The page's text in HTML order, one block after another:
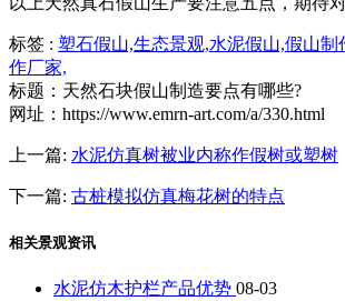
标签 : 塑石假山,生态景观,水泥假山,假山制
作厂家,
标题：天然石块假山制造要点有哪些?
网址：https://www.emrn-art.com/a/330.html
上一篇: 水泥仿真树被业内称作假树或塑树
下一篇: 古桩模拟仿真梅花树的特点
相关景观资讯
水泥仿木护栏产品优势 08-03